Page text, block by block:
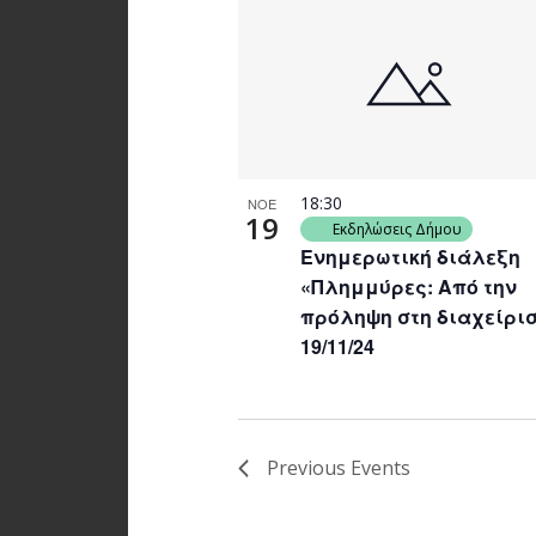
ΝΟΕ
19
Ενημερωτική διάλεξη
«Πλημμύρες: Από την
πρόληψη στη
19/11/24
18:30
Εκδηλώσεις Δήμου
Previous Events